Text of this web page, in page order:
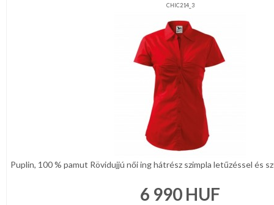
CHIC214_3
Puplin, 100 % pamut Rövidujjú női ing hátrész szimpla letűzéssel és
6 990 HUF